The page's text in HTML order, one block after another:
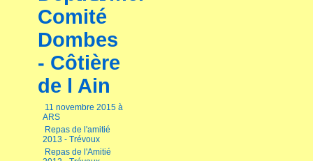
Comité
Dombes
- Côtière
de l Ain
11 novembre 2015 à
ARS
Repas de l'amitié
2013 - Trévoux
Repas de l'Amitié